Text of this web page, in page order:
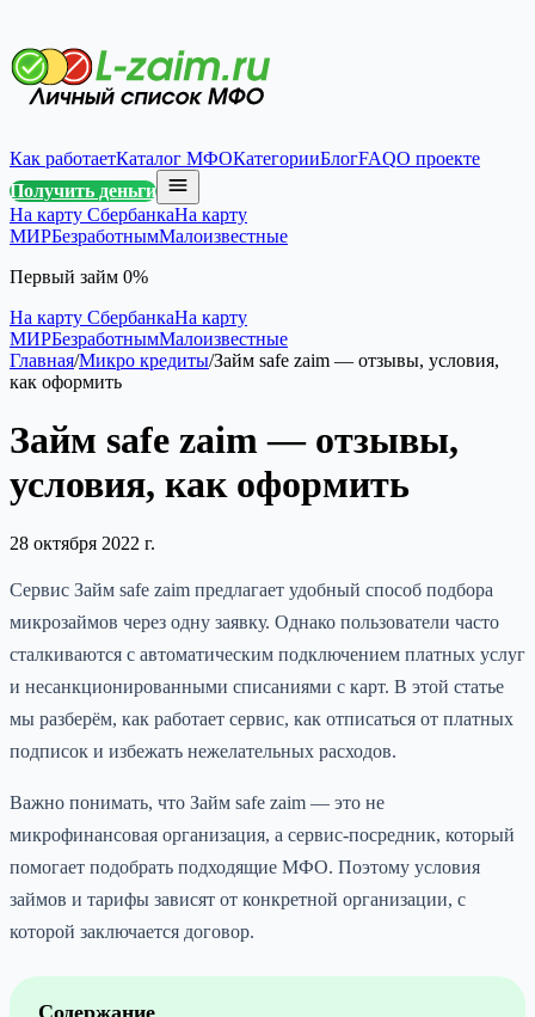
Как работаетКаталог МФОКатегорииБлогFAQО проекте
Получить деньги
На карту СбербанкаНа карту
МИРБезработнымМалоизвестные
Первый займ 0%
На карту СбербанкаНа карту
МИРБезработнымМалоизвестные
Главная/Микро кредиты/Займ safe zaim — отзывы, условия,
как оформить
Займ safe zaim — отзывы,
условия, как оформить
28 октября 2022 г.
Сервис Займ safe zaim предлагает удобный способ подбора
микрозаймов через одну заявку. Однако пользователи часто
сталкиваются с автоматическим подключением платных услуг
и несанкционированными списаниями с карт. В этой статье
мы разберём, как работает сервис, как отписаться от платных
подписок и избежать нежелательных расходов.
Важно понимать, что Займ safe zaim — это не
микрофинансовая организация, а сервис-посредник, который
помогает подобрать подходящие МФО. Поэтому условия
займов и тарифы зависят от конкретной организации, с
которой заключается договор.
Содержание